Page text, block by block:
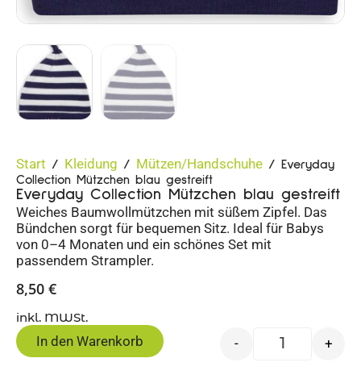
Start / Kleidung / Mützen/Handschuhe / Everyday
Collection Mützchen blau gestreift
Everyday Collection Mützchen blau gestreift
Weiches Baumwollmützchen mit süßem Zipfel. Das
Bündchen sorgt für bequemen Sitz. Ideal für Babys
von 0–4 Monaten und ein schönes Set mit
passendem Strampler.
8,50 €
inkl. MWSt.
- +
In den Warenkorb